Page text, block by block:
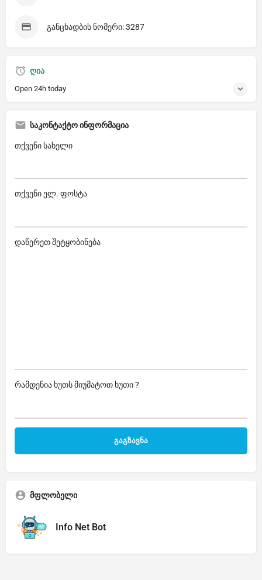
განცხადბის ნომერი: 3287
ღია
Open 24h today
საკონტაქტო ინფორმაცია
თქვენი სახელი
თქვენი ელ. ფოსტა
დაწერეთ შეტყობინება
რამდენია ხუთს მიუმატოთ ხუთი ?
მფლობელი
Info Net Bot